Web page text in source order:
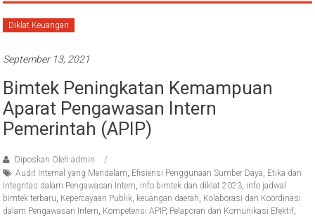
Diklat Keuangan
September 13, 2021
Bimtek Peningkatan Kemampuan
Aparat Pengawasan Intern
Pemerintah (APIP)
Diposkan Oleh:admin
Audit Internal yang Mendalam, Efisiensi Penggunaan Sumber Daya, Etika dan
Integritas dalam Pengawasan Intern, info bimtek dan diklat 2023, info jadwal
bimtek terbaru, Kepercayaan Publik, keuangan daerah, Kolaborasi dan Koordinasi
dalam Pengawasan Intern, Kompetensi APIP, Pelaporan dan Komunikasi Efektif,